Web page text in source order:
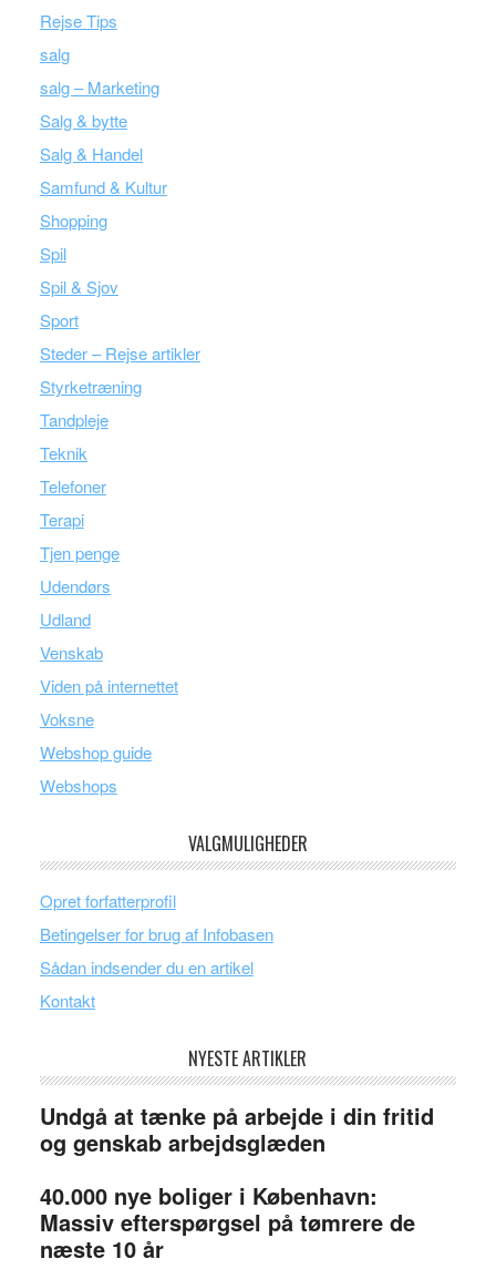
Rejse Tips
salg
salg – Marketing
Salg & bytte
Salg & Handel
Samfund & Kultur
Shopping
Spil
Spil & Sjov
Sport
Steder – Rejse artikler
Styrketræning
Tandpleje
Teknik
Telefoner
Terapi
Tjen penge
Udendørs
Udland
Venskab
Viden på internettet
Voksne
Webshop guide
Webshops
VALGMULIGHEDER
Opret forfatterprofil
Betingelser for brug af Infobasen
Sådan indsender du en artikel
Kontakt
NYESTE ARTIKLER
Undgå at tænke på arbejde i din fritid
og genskab arbejdsglæden
40.000 nye boliger i København:
Massiv efterspørgsel på tømrere de
næste 10 år